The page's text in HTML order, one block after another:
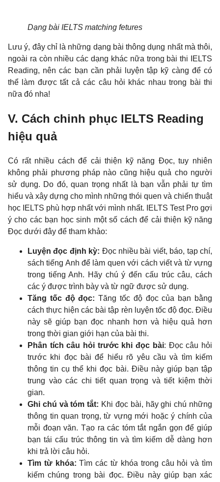
Dạng bài IELTS matching fetures
Lưu ý, đây chỉ là những dạng bài thông dụng nhất mà thôi,
ngoài ra còn nhiều các dạng khác nữa trong bài thi IELTS
Reading, nên các bạn cần phải luyện tập kỹ càng để có
thể làm được tất cả các câu hỏi khác nhau trong bài thi
nữa đó nha!
V. Cách chinh phục IELTS Reading
hiệu quả
Có rất nhiều cách để cải thiện kỹ năng Đọc, tuy nhiên
không phải phương pháp nào cũng hiệu quả cho người
sử dụng. Do đó, quan trọng nhất là bạn vẫn phải tự tìm
hiểu và xây dựng cho mình những thói quen và chiến thuật
học IELTS phù hợp nhất với mình nhất. IELTS Test Pro gợi
ý cho các bạn học sinh một số cách để cải thiện kỹ năng
Đọc dưới đây để tham khảo:
Luyện đọc định kỳ: Đọc nhiều bài viết, báo, tạp chí,
sách tiếng Anh để làm quen với cách viết và từ vựng
trong tiếng Anh. Hãy chú ý đến cấu trúc câu, cách
các ý được trình bày và từ ngữ được sử dụng.
Tăng tốc độ đọc: Tăng tốc độ đọc của bạn bằng
cách thực hiện các bài tập rèn luyện tốc độ đọc. Điều
này sẽ giúp bạn đọc nhanh hơn và hiệu quả hơn
trong thời gian giới hạn của bài thi.
Phân tích câu hỏi trước khi đọc bài: Đọc câu hỏi
trước khi đọc bài để hiểu rõ yêu cầu và tìm kiếm
thông tin cụ thể khi đọc bài. Điều này giúp bạn tập
trung vào các chi tiết quan trọng và tiết kiệm thời
gian.
Ghi chú và tóm tắt: Khi đọc bài, hãy ghi chú những
thông tin quan trọng, từ vựng mới hoặc ý chính của
mỗi đoạn văn. Tạo ra các tóm tắt ngắn gọn để giúp
bạn tái cấu trúc thông tin và tìm kiếm dễ dàng hơn
khi trả lời câu hỏi.
Tìm từ khóa:Tìm các từ khóa trong câu hỏi và tìm
kiếm chúng trong bài đọc. Điều này giúp bạn xác